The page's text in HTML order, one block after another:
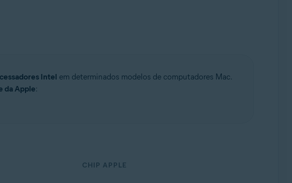
Intel em determinados modelos de computadores Mac.
da Apple:
CHIP APPLE